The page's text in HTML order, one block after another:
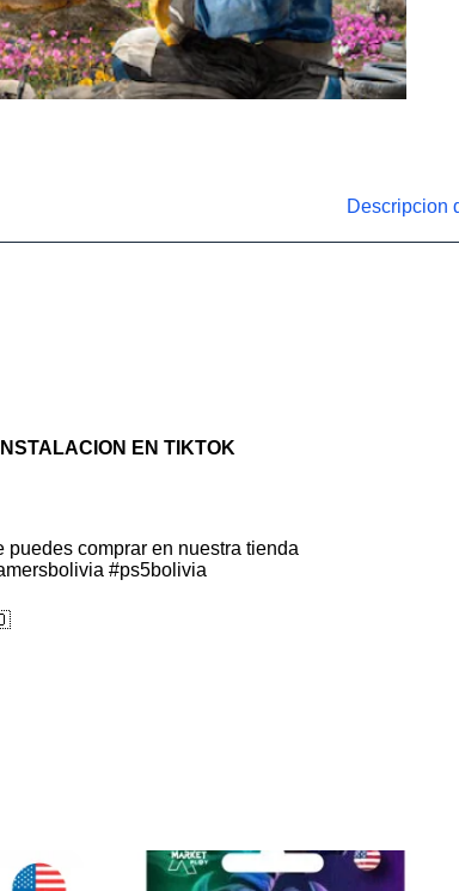
Descripcion
EN TIKTOK
puedes comprar en nuestra tienda
#ps5bolivia